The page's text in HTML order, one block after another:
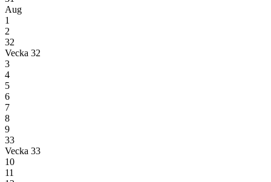
Aug
1
2
32
Vecka 32
3
4
5
6
7
8
9
33
Vecka 33
10
11